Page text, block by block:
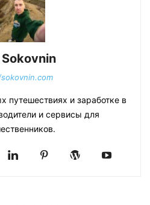
путешествиях и заработке в
и сервисы для